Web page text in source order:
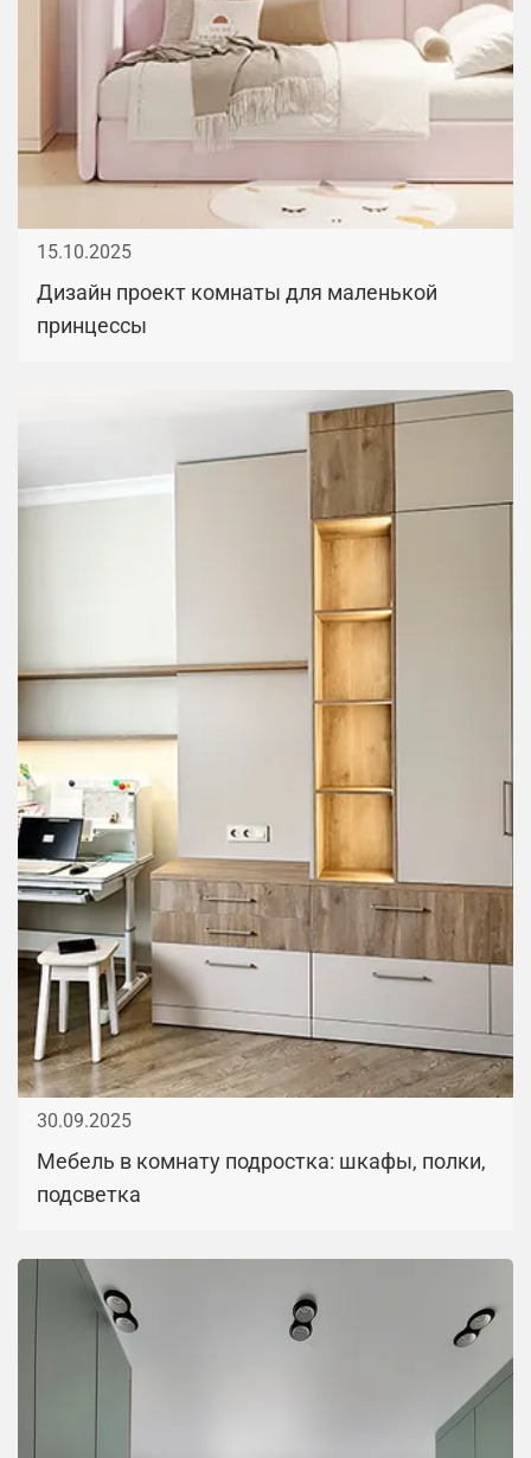
15.10.2025
Дизайн проект комнаты для маленькой
принцессы
30.09.2025
Мебель в комнату подростка: шкафы, полки,
подсветка